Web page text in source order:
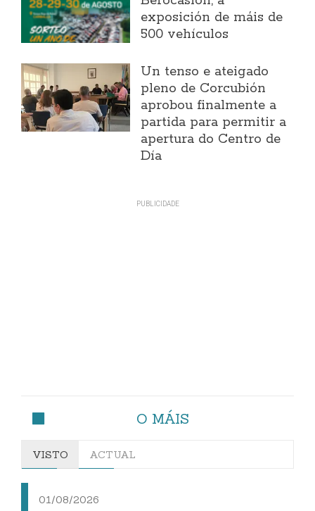
exposición de máis de
500 vehículos
Un tenso e ateigado
pleno de Corcubión
aprobou finalmente a
partida para permitir a
apertura do Centro de
Día
O MÁIS
VISTO ACTUAL
01/08/2026